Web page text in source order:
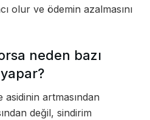
olur ve ödemin azalmasını
neden bazı
artmasından
değil, sindirim